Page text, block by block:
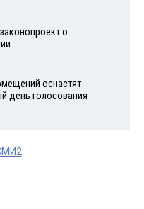
о
оснастят
день голосования